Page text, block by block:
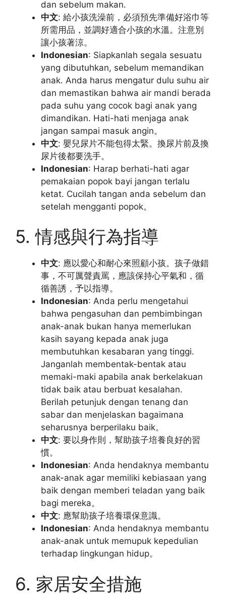
dan sebelum makan.
中文: 給小孩洗澡前，必須預先準備好浴巾等
所需用品，並調好適合小孩的水溫。注意別
讓小孩著涼。
Indonesian: Siapkanlah segala sesuatu
yang dibutuhkan, sebelum memandikan
anak. Anda harus mengatur dulu suhu air
dan memastikan bahwa air mandi berada
pada suhu yang cocok bagi anak yang
dimandikan. Hati-hati menjaga anak
jangan sampai masuk angin。
中文: 嬰兒尿片不能包得太緊。換尿片前及換
尿片後都要洗手。
Indonesian: Harap berhati-hati agar
pemakaian popok bayi jangan terlalu
ketat. Cucilah tangan anda sebelum dan
setelah mengganti popok。
5. 情感與行為指導
中文: 應以愛心和耐心來照顧小孩。孩子做錯
事，不可厲聲責罵，應該保持心平氣和，循
循善誘，予以指導。
Indonesian: Anda perlu mengetahui
bahwa pengasuhan dan pembimbingan
anak-anak bukan hanya memerlukan
kasih sayang kepada anak juga
membutuhkan kesabaran yang tinggi.
Janganlah membentak-bentak atau
memaki-maki apabila anak berkelakuan
tidak baik atau berbuat kesalahan.
Berilah petunjuk dengan tenang dan
sabar dan menjelaskan bagaimana
seharusnya berperilaku baik。
中文: 要以身作則，幫助孩子培養良好的習
慣。
Indonesian: Anda hendaknya membantu
anak-anak agar memiliki kebiasaan yang
baik dengan memberi teladan yang baik
bagi mereka。
中文: 應幫助孩子培養環保意識。
Indonesian: Anda hendaknya membantu
anak-anak untuk memupuk kepedulian
terhadap lingkungan hidup。
6. 家居安全措施